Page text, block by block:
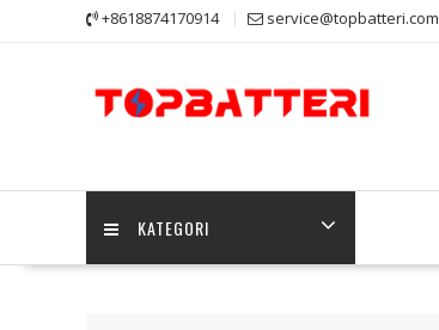
+8618874170914 service@topbatteri.com
KATEGORI